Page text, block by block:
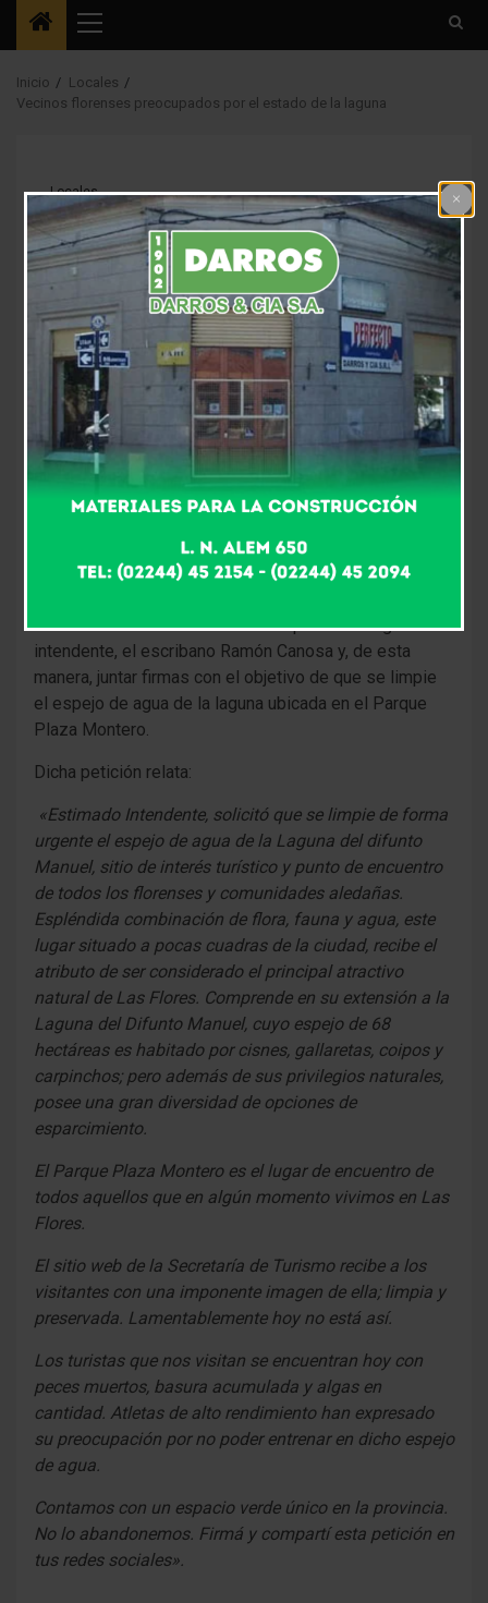
Menú
principal
Inicio
Locales
Vecinos florenses preocupados por el estado de la laguna
Locales
Vecinos florenses
preocupados por el
estado de la laguna
8 años atrás Fm Alpha
Las redes sociales son, hoy en día, un lugar libre para
el dialogo, las diversas formas de pensamiento y los
expresión y comunicación, Facebook se ha convertido
en un espacio donde las personas pueden compartir y
vecina florense decidió armar una petición dirigida al
intendente, el escribano Ramón Canosa y, de esta
manera, juntar firmas con el objetivo de que se limpie
el espejo de agua de la laguna ubicada en el Parque
Plaza Montero.
Dicha petición relata:
«Estimado Intendente, solicitó que se limpie de forma
urgente el espejo de agua de la Laguna del difunto
Manuel, sitio de interés turístico y punto de encuentro
de todos los florenses y comunidades aledañas.
Espléndida combinación de flora, fauna y agua, este
lugar situado a pocas cuadras de la ciudad, recibe el
atributo de ser considerado el principal atractivo
natural de Las Flores. Comprende en su extensión a la
Laguna del Difunto Manuel, cuyo espejo de 68
hectáreas es habitado por cisnes, gallaretas, coipos y
carpinchos; pero además de sus privilegios naturales,
posee una gran diversidad de opciones de
esparcimiento.
El Parque Plaza Montero es el lugar de encuentro de
todos aquellos que en algún momento vivimos en Las
Flores.
El sitio web de la Secretaría de Turismo recibe a los
visitantes con una imponente imagen de ella; limpia y
preservada. Lamentablemente hoy no está así.
Los turistas que nos visitan se encuentran hoy con
peces muertos, basura acumulada y algas en
cantidad. Atletas de alto rendimiento han expresado
su preocupación por no poder entrenar en dicho espejo
de agua.
Contamos con un espacio verde único en la provincia.
No lo abandonemos. Firmá y compartí esta petición en
tus redes sociales».